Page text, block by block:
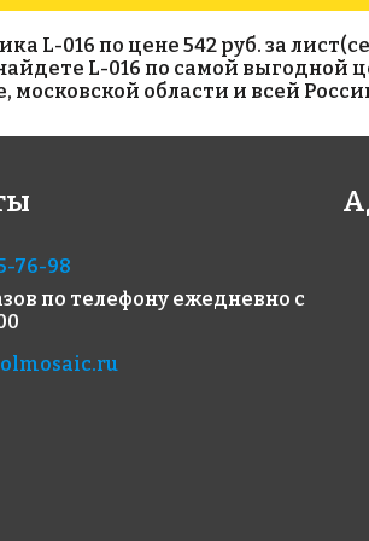
на
016 по цене 542 руб. за
L-016 по самой выгодной
области и всей
76-98
по телефону ежедневно с